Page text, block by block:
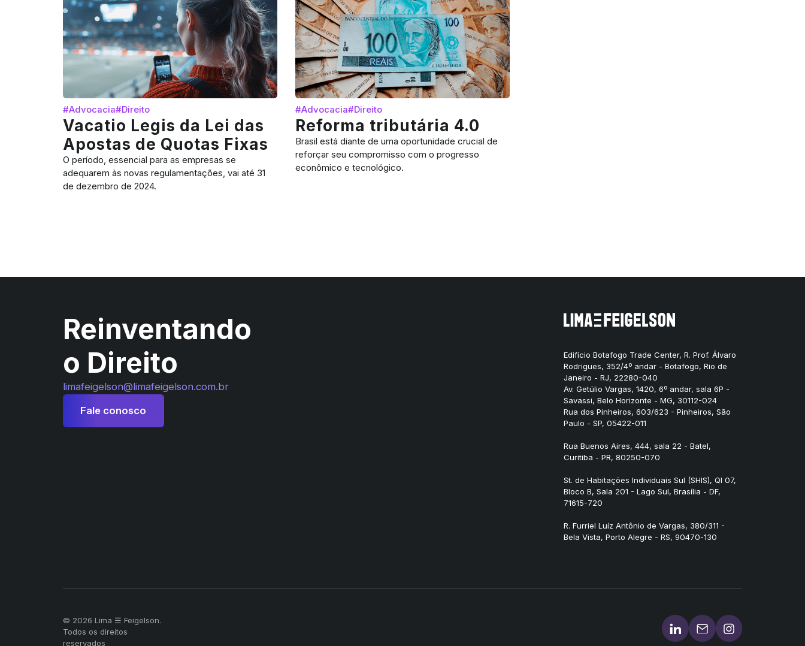
#Advocacia#Direito
Vacatio Legis da Lei das
Apostas de Quotas Fixas
O período, essencial para as empresas se
adequarem às novas regulamentações, vai até 31
de dezembro de 2024.
#Advocacia#Direito
Reforma tributária 4.0
Brasil está diante de uma oportunidade crucial de
reforçar seu compromisso com o progresso
econômico e tecnológico.
Reinventando
o Direito
limafeigelson@limafeigelson.com.br
Fale conosco
Edifício Botafogo Trade Center, R. Prof. Álvaro
Rodrigues, 352/4º andar - Botafogo, Rio de
Janeiro - RJ, 22280-040
Av. Getúlio Vargas, 1420, 6º andar, sala 6P -
Savassi, Belo Horizonte - MG, 30112-024
Rua dos Pinheiros, 603/623 - Pinheiros, São
Paulo - SP, 05422-011
Rua Buenos Aires, 444, sala 22 - Batel,
Curitiba - PR, 80250-070
St. de Habitações Individuais Sul (SHIS), QI 07,
Bloco B, Sala 201 - Lago Sul, Brasília - DF,
71615-720
R. Furriel Luíz Antônio de Vargas, 380/311 -
Bela Vista, Porto Alegre - RS, 90470-130
© 2026 Lima ☰ Feigelson.
Todos os direitos
reservados